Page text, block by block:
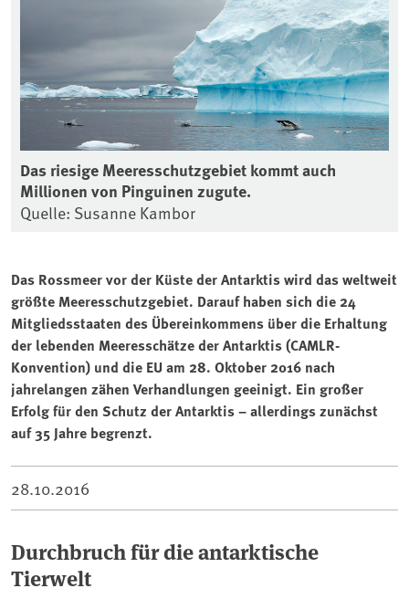
Das riesige Meeresschutzgebiet kommt auch
Millionen von Pinguinen zugute.
Quelle: Susanne Kambor
Das Rossmeer vor der Küste der Antarktis wird das weltweit
größte Meeresschutzgebiet. Darauf haben sich die 24
Mitgliedsstaaten des Übereinkommens über die Erhaltung
der lebenden Meeresschätze der Antarktis (CAMLR-
Konvention) und die EU am 28. Oktober 2016 nach
jahrelangen zähen Verhandlungen geeinigt. Ein großer
Erfolg für den Schutz der Antarktis – allerdings zunächst
auf 35 Jahre begrenzt.
28.10.2016
Durchbruch für die antarktische
Tierwelt